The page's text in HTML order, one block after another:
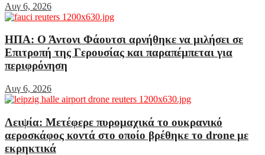
Αυγ 6, 2026
ΗΠΑ: Ο Άντονι Φάουτσι αρνήθηκε να μιλήσει σε
Επιτροπή της Γερουσίας και παραπέμπεται για
περιφρόνηση
Αυγ 6, 2026
Λειψία: Μετέφερε πυρομαχικά το ουκρανικό
αεροσκάφος κοντά στο οποίο βρέθηκε το drone με
εκρηκτικά